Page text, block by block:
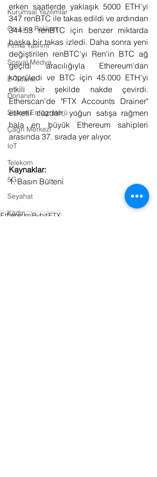
Kurumsal Yazılımlar
On-Line Reklam
Firma Yatırımı
Sosyal Medya
E-Ticaret
Donanım
Sistem Entegratörü
Çağrı Merkezi
IoT
Telekom
5G
Seyahat
Kadın
erken saatlerde yaklaşık 5000 ETH'yi
347 renBTC ile takas edildi ve ardından
344.53 renBTC için benzer miktarda
başka bir takas izledi. Daha sonra yeni
değiştirilen renBTC'yi Ren'in BTC ağ
geçidi aracılığıyla Ethereum'dan
köprüledi ve BTC için 45.000 ETH'yi
etkili bir şekilde nakde çevirdi.
Etherscan'de "FTX Accounts Drainer"
etiketli cüzdan, yoğun satışa rağmen
hala en büyük Ethereum sahipleri
arasında 37. sırada yer alıyor.
Kaynaklar:
1. Basın Bülteni
Ethereum BybitFTX